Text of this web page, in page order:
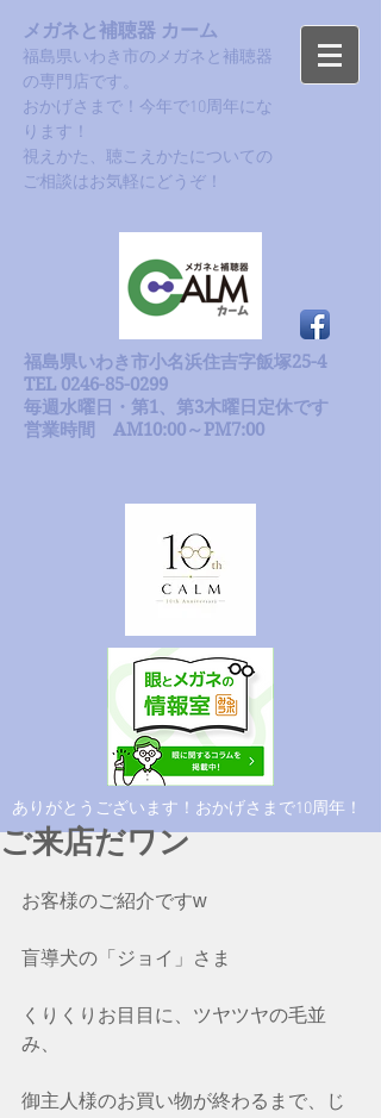
メガネと補聴器 カーム
福島県いわき市のメガネと補聴器
の専門店です。
おかげさまで！今年で10周年にな
ります！​
​視えかた、聴こえかたについての
ご相談はお気軽にどうぞ！
福島県いわき市小名浜住吉字飯塚25-4
TEL 0246-85-0299
毎週水曜日・第1、第3木曜日定休です
​営業時間 AM10:00～PM7:00
​ありがとうございます！おかげさまで10周年！
ご来店だワン
お客様のご紹介ですw
盲導犬の「ジョイ」さま
くりくりお目目に、ツヤツヤの毛並
み、
御主人様のお買い物が終わるまで、じ